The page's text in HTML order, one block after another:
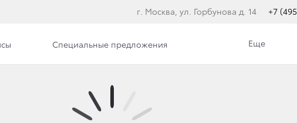
г. Москва, ул. Горбунова д. 14 +7
Специальные предложения Еще